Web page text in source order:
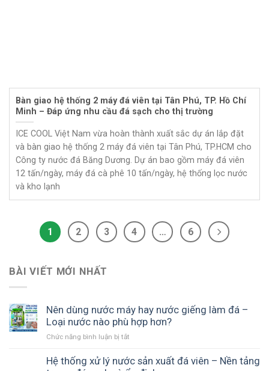
BÀI VIẾT MỚI NHẤT
Nên dùng nước máy hay nước giếng làm đá –
Loại nước nào phù hợp hơn?
Chức năng bình luận bị tắt
dùng
Hệ thống xử lý nước sản xuất đá viên – Nền tảng
Bàn giao hệ thống 2 máy đá viên tại Tân Phú, TP. Hồ Chí
Minh – Đáp ứng nhu cầu đá sạch cho thị trường
ICE COOL Việt Nam vừa hoàn thành xuất sắc dự án lắp đặt
và bàn giao hệ thống 2 máy đá viên tại Tân Phú, TP.HCM cho
Công ty nước đá Băng Dương. Dự án bao gồm máy đá viên
12 tấn/ngày, máy đá cà phê 10 tấn/ngày, hệ thống lọc nước
và kho lạnh
1 2 3 4 … 6